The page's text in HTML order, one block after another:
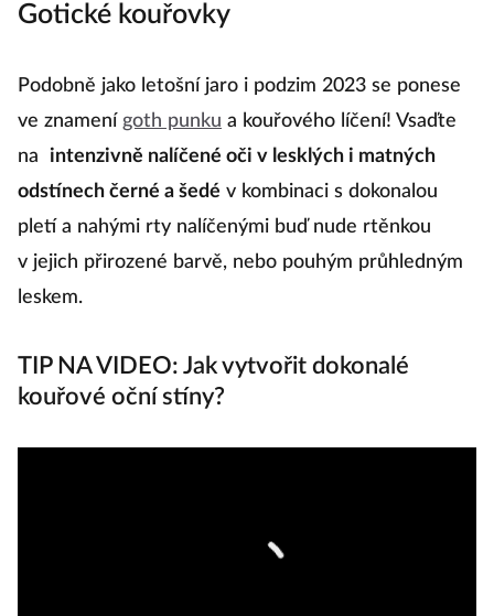
Gotické kouřovky
Podobně jako letošní jaro i podzim 2023 se ponese
ve znamení goth punku a kouřového líčení! Vsaďte
na
intenzivně nalíčené oči v lesklých i matných
odstínech černé a šedé v kombinaci s dokonalou
pletí a nahými rty nalíčenými buď nude rtěnkou
v jejich přirozené barvě, nebo pouhým průhledným
leskem.
TIP NA VIDEO: Jak vytvořit dokonalé
kouřové oční stíny?